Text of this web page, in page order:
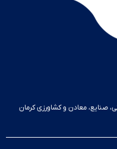
صنایع، معادن و کشاورزی کرمان